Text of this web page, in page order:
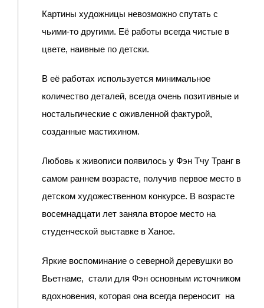
Картины художницы невозможно спутать с
чьими-то другими. Её работы всегда чистые в
цвете, наивные по детски.
В её работах используется минимальное
количество деталей, всегда очень позитивные и
ностальгические с оживленной фактурой,
созданные мастихином.
Любовь к живописи появилось у Фэн Тчу Транг в
самом раннем возрасте, получив первое место в
детском художественном конкурсе. В возрасте
восемнадцати лет заняла второе место на
студенческой выставке в Ханое.
Яркие воспоминание о северной деревушки во
Вьетнаме, стали для Фэн основным источником
вдохновения, которая она всегда переносит на